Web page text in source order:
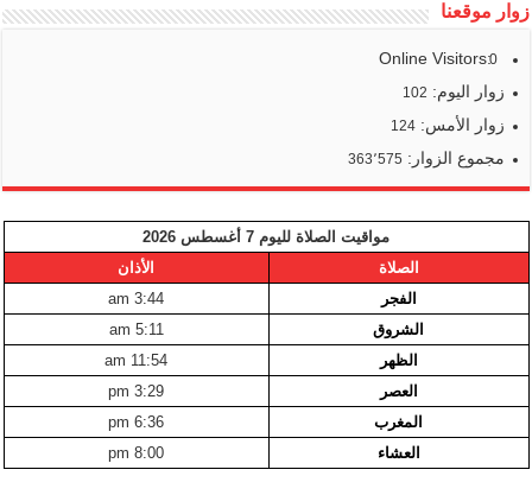
زوار موقعنا
Online Visitors:
0
زوار اليوم: 102
زوار الأمس:124
مجموع الزوار: 363٬575
مواقيت الصلاة لليوم 7 أغسطس 2026
الصلاة
الأذان
الفجر
3:44 am
الشروق
5:11 am
الظهر
11:54 am
العصر
3:29 pm
المغرب
6:36 pm
العشاء
8:00 pm